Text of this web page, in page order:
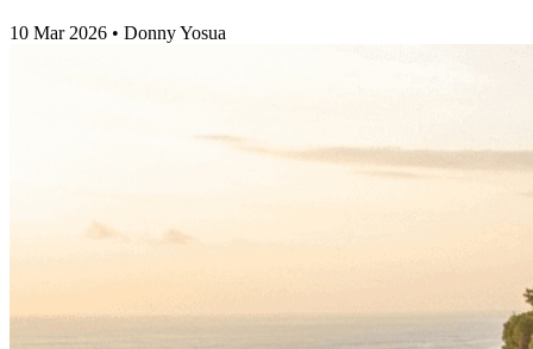
10 Mar 2026 • Donny Yosua